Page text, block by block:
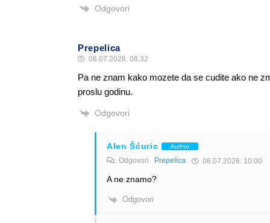
Odgovori
Prepelica
06.07.2026. 08:32
Pa ne znam kako mozete da se cudite ako ne
proslu godinu.
Odgovori
Alen Šćuric Author
Odgovori Prepelica 06.07.2026. 10:00
A ne znamo?
Odgovori